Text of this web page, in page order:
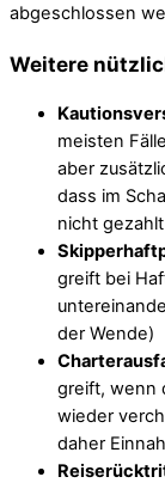
abgeschlossen
Weitere
meisten
aber
dass im
nicht
greift bei
der Wende)
greift, wenn
wieder
daher